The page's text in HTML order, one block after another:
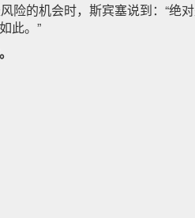
险的机会时，斯宾塞说到：“
此。”